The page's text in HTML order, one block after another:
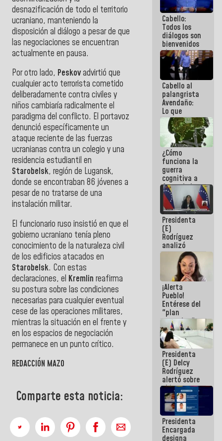
desnazificación de todo el territorio
ucraniano, manteniendo la
disposición al diálogo a pesar de que
las negociaciones se encuentran
actualmente en pausa.
Por otro lado, Peskovadvirtió que
cualquier acto terrorista cometido
deliberadamente contra civiles y
niños cambiaría radicalmente el
paradigma del conflicto. El portavoz
denunció específicamente un
ataque reciente de las fuerzas
ucranianas contra un colegio y una
residencia estudiantil en
Starobelsk, región de Lugansk,
donde se encontraban 86 jóvenes a
pesar de no tratarse de una
instalación militar.
El funcionario ruso insistió en que el
gobierno ucraniano tenía pleno
conocimiento de la naturaleza civil
de los edificios atacados en
Starobelsk. Con estas
declaraciones, el Kremlin reafirma
su postura sobre las condiciones
necesarias para cualquier eventual
cese de las operaciones militares,
mientras la situación en el frente y
en los espacios de negociación
permanece en un punto crítico.
REDACCIÓN MAZO
Comparte esta noticia:
al plan de
ahorro
energético
Cabello:
Todos los
diálogos son
bienvenidos
siempre que
estén en el
marco de la
Constitución
de la
República
Cabello al
palangrista
Avendaño:
Lo que
vayas a
escribir
hazlo hoy
por que no
sabemos si
la semana
que viene
hay
programa
¿Cómo
funciona la
guerra
cognitiva a
favor de la
narrativa
hegemónica?
(1)
Presidenta
(E)
Rodríguez
analizó
junto a
gobernadores
planes de
recuperación
del Sistema
Eléctrico
Nacional
¡Alerta
Pueblo!
Entérese del
"plan
enjambre"
de La Sayo
para
sabotear el
diálogo y
promover el
caos
Presidenta
(E) Delcy
Rodríguez
alertó sobre
el impacto
de la
emergencia
climática en
los oceános
Presidenta
Encargada
designa